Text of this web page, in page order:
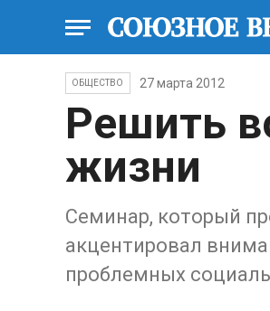
ОБЩЕСТВО 27 марта 2012
Решить
жизни
Семинар, который
акцентировал
проблемных